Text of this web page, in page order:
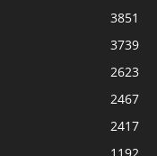
3851
3739
2623
2467
2417